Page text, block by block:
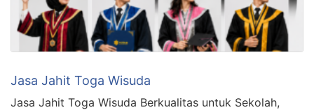
Jasa Jahit Toga Wisuda
Jasa Jahit Toga Wisuda Berkualitas untuk Sekolah,